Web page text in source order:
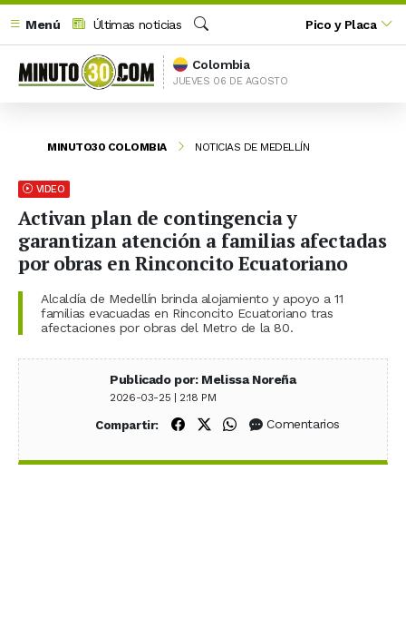
Menú
Últimas noticias
Buscar
Pico y Placa
Colombia
JUEVES 06 DE AGOSTO
MINUTO30 COLOMBIA NOTICIAS DE MEDELLÍN
VIDEO
Activan plan de contingencia y
garantizan atención a familias afectadas
por obras en Rinconcito Ecuatoriano
Alcaldía de Medellín brinda alojamiento y apoyo a 11
familias evacuadas en Rinconcito Ecuatoriano tras
afectaciones por obras del Metro de la 80.
Publicado por: Melissa Noreña
2026-03-25 | 2:18 PM
Compartir: Compartir en Facebook
Compartir en X (Twitter)
Compartir en WhatsApp
Comentarios